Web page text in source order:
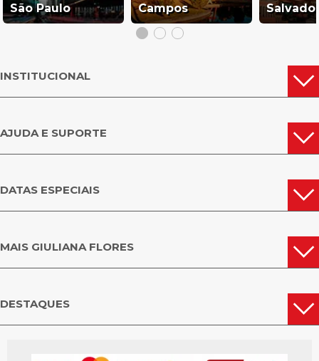
São Paulo
Campos
INSTITUCIONAL
AJUDA E SUPORTE
DATAS ESPECIAIS
MAIS GIULIANA FLORES
DESTAQUES